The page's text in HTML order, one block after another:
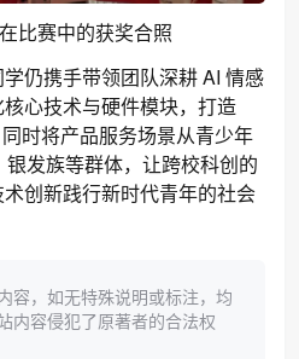
比赛中的获奖合照
仍携手带领团队深耕 AI 情感
心技术与硬件模块，打造
时将产品服务场景从青少年
发族等群体，让跨校科创的
创新践行新时代青年的社会
容，如无特殊说明或标注，均
内容侵犯了原著者的合法权